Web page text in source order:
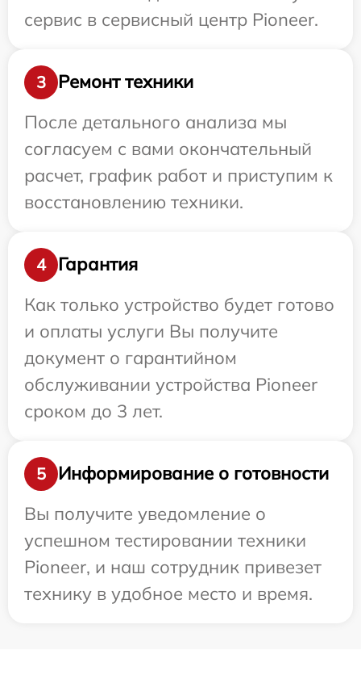
сервис в сервисный центр Pioneer.
3
Ремонт техники
После детального анализа мы
согласуем с вами окончательный
расчет, график работ и приступим к
восстановлению техники.
4
Гарантия
Как только устройство будет готово
и оплаты услуги Вы получите
документ о гарантийном
обслуживании устройства Pioneer
сроком до 3 лет.
5
Информирование о готовности
Вы получите уведомление о
успешном тестировании техники
Pioneer, и наш сотрудник привезет
технику в удобное место и время.